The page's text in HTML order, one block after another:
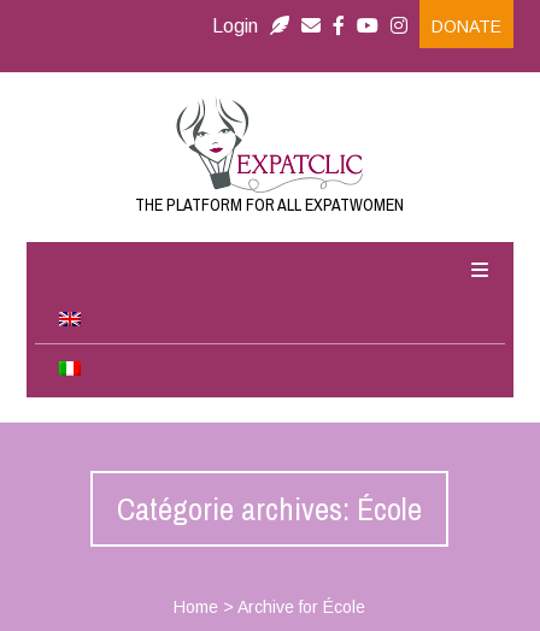
Login DONATE
THE PLATFORM FOR ALL EXPATWOMEN
Catégorie archives: École
Home >Archive for École